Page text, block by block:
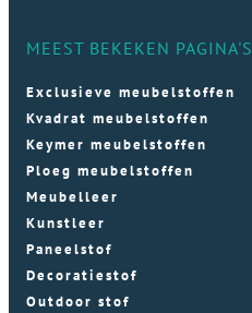
MEEST BEKEKEN PAGINA'S
Exclusieve meubelstoffen
Kvadrat meubelstoffen
Keymer meubelstoffen
Ploeg meubelstoffen
Meubelleer
Kunstleer
Paneelstof
Decoratiestof
Outdoor stof